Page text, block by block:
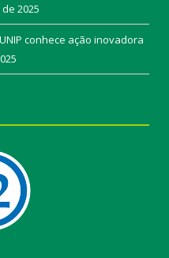
2025
conhece ação inovadora